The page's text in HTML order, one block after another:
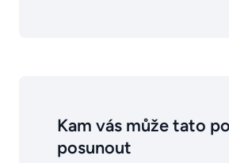
Kam vás může tato
posunout